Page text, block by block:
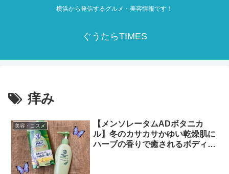
横浜から発信するグルメ・美容情報です！
ぐうたらTIMES
痒み
美容・コスメ
【メンソレータムADボタニカ
ル】冬のカサカサかゆい乾燥肌に
ハーブの香りで癒されるボディミ